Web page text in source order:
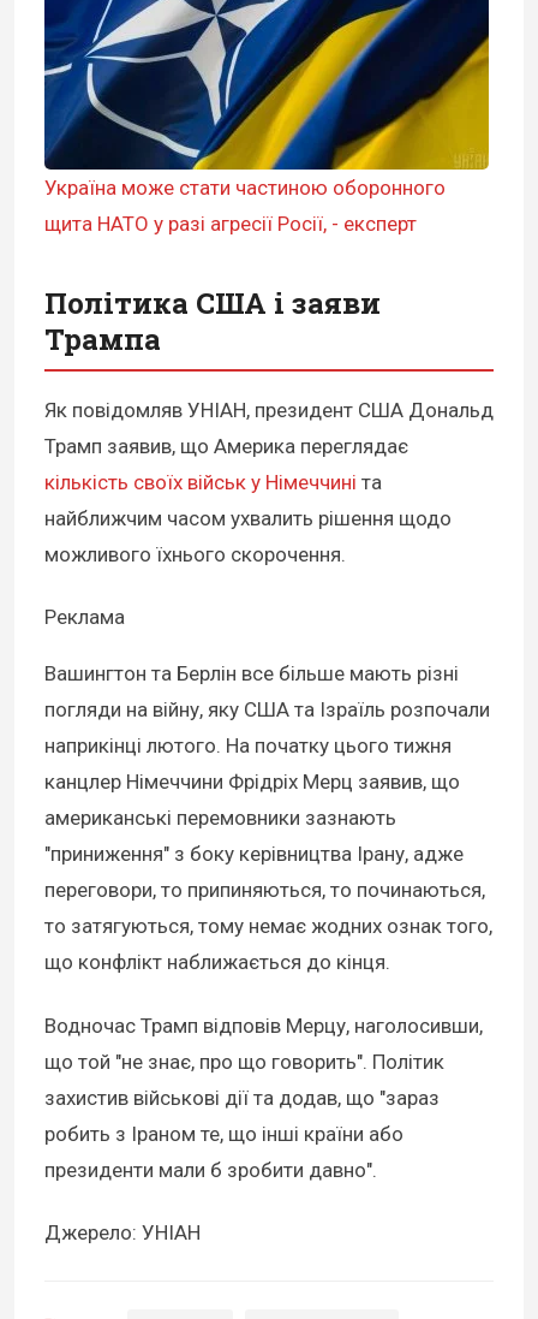
Україна може стати частиною оборонного
щита НАТО у разі агресії Росії, - експерт
Політика США і заяви
Трампа
Як повідомляв УНІАН, президент США Дональд
Трамп заявив, що Америка переглядає
кількість своїх військ у Німеччині та
найближчим часом ухвалить рішення щодо
можливого їхнього скорочення.
Реклама
Вашингтон та Берлін все більше мають різні
погляди на війну, яку США та Ізраїль розпочали
наприкінці лютого. На початку цього тижня
канцлер Німеччини Фрідріх Мерц заявив, що
американські перемовники зазнають
"приниження" з боку керівництва Ірану, адже
переговори, то припиняються, то починаються,
то затягуються, тому немає жодних ознак того,
що конфлікт наближається до кінця.
Водночас Трамп відповів Мерцу, наголосивши,
що той "не знає, про що говорить". Політик
захистив військові дії та додав, що "зараз
робить з Іраном те, що інші країни або
президенти мали б зробити давно".
Джерело: УНІАН